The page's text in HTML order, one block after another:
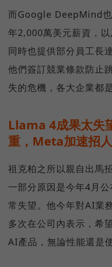
而Google DeepMind
年2,000萬美元薪資，
同時也提供部分員工長
他們簽訂競業條款防止
失的危機，各大企業都
Llama 4成果太失
重，Meta加速招人
祖克柏之所以親自出馬
一部分原因是今年4月
常失望。他今年對AI業
多次在公司內表示，希
AI產品，無論性能還是